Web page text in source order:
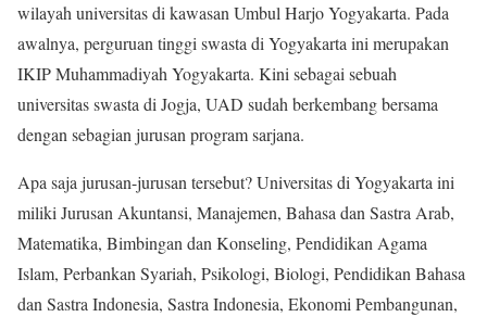
wilayah universitas di kawasan Umbul Harjo Yogyakarta. Pada
awalnya, perguruan tinggi swasta di Yogyakarta ini merupakan
IKIP Muhammadiyah Yogyakarta. Kini sebagai sebuah
universitas swasta di Jogja, UAD sudah berkembang bersama
dengan sebagian jurusan program sarjana.
Apa saja jurusan-jurusan tersebut? Universitas di Yogyakarta ini
miliki Jurusan Akuntansi, Manajemen, Bahasa dan Sastra Arab,
Matematika, Bimbingan dan Konseling, Pendidikan Agama
Islam, Perbankan Syariah, Psikologi, Biologi, Pendidikan Bahasa
dan Sastra Indonesia, Sastra Indonesia, Ekonomi Pembangunan,